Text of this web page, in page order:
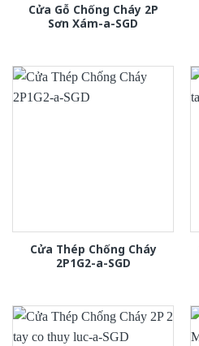
Cửa Gỗ Chống Cháy 2P
Sơn Xám-a-SGD
Cửa Thép Chống Cháy
2P1G2-a-SGD